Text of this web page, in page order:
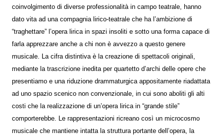
coinvolgimento di diverse professionalità in campo teatrale, hanno
dato vita ad una compagnia lirico-teatrale che ha l’ambizione di
“traghettare” l’opera lirica in spazi insoliti e sotto una forma capace di
farla apprezzare anche a chi non è avvezzo a questo genere
musicale. La cifra distintiva è la creazione di spettacoli originali,
mediante la trascrizione inedita per quartetto d’archi delle opere che
presentiamo e una riduzione drammaturgica appositamente riadattata
ad uno spazio scenico non convenzionale, in cui sono aboliti gli alti
costi che la realizzazione di un’opera lirica in “grande stile”
comporterebbe. Le rappresentazioni ricreano così un microcosmo
musicale che mantiene intatta la struttura portante dell’opera, la